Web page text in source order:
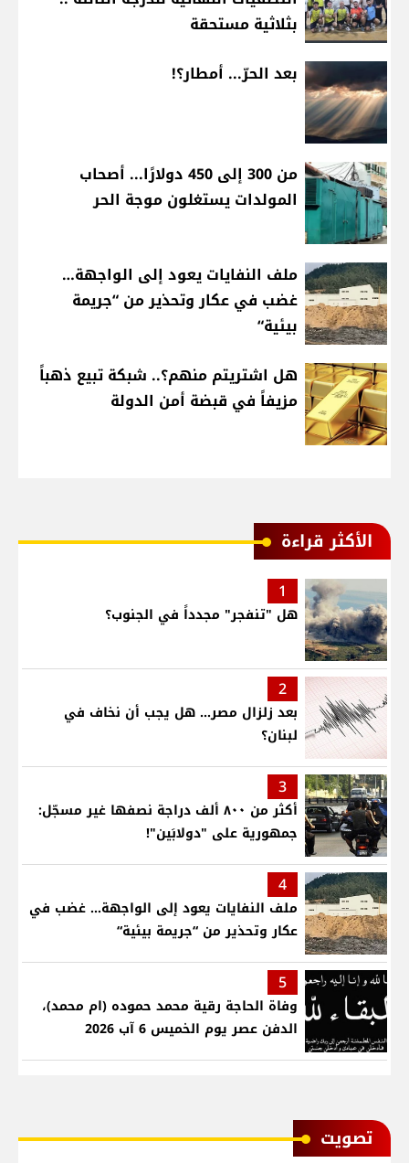
بثلاثية مستحقة
بعد الحرّ... أمطار؟!
من 300 إلى 450 دولارًا... أصحاب
المولدات يستغلون موجة الحر
ملف النفايات يعود إلى الواجهة…
غضب في عكار وتحذير من “جريمة
بيئية“
هل اشتريتم منهم؟.. شبكة تبيع ذهباً
مزيفاً في قبضة أمن الدولة
الأكثر قراءة
1
هل "تنفجر" مجدداً في الجنوب؟
2
بعد زلزال مصر... هل يجب أن نخاف في
لبنان؟
3
أكثر من ٨٠٠ ألف دراجة نصفها غير مسجّل:
جمهورية على "دولابَين"!
4
ملف النفايات يعود إلى الواجهة… غضب في
عكار وتحذير من “جريمة بيئية“
5
وفاة الحاجة رقية محمد حموده (ام محمد)،
الدفن عصر يوم الخميس 6 آب 2026
ﺗﺼﻮﻳﺖ